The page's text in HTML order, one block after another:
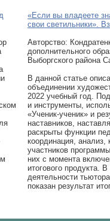
«Если вы владеете
свои светильники».
Авторcтво:
дополнительного
Выборгского района
В данной статье
объединении
2022 учебный год.
и инструменты,
«Ученик-ученик» и
наставников,
раскрыты функции
координация,
участников
них с момента
итогового продукта.
деятельности
показан результат